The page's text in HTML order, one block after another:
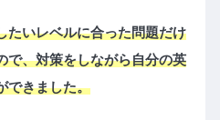
たいレベルに合った問題だけ
で、対策をしながら自分の英
できました。